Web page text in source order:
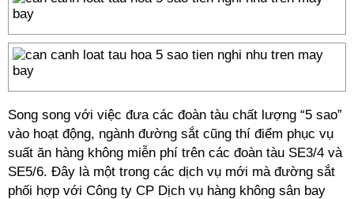
Song song với việc đưa các đoàn tàu chất lượng “5 sao”
vào hoạt động, ngành đường sắt cũng thí điểm phục vụ
suất ăn hàng không miễn phí trên các đoàn tàu SE3/4 và
SE5/6. Đây là một trong các dịch vụ mới mà đường sắt
phối hợp với Công ty CP Dịch vụ hàng không sân bay